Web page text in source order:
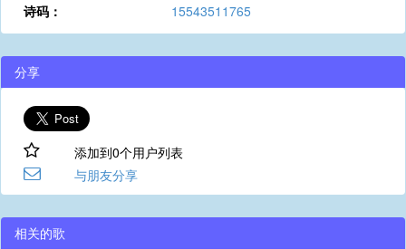
诗码：
15543511765
分享
添加到0个用户列表
与朋友分享
相关的歌